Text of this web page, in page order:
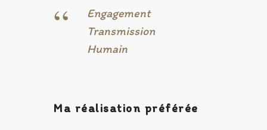
“
Engagement
Transmission
Humain
Ma réalisation préférée